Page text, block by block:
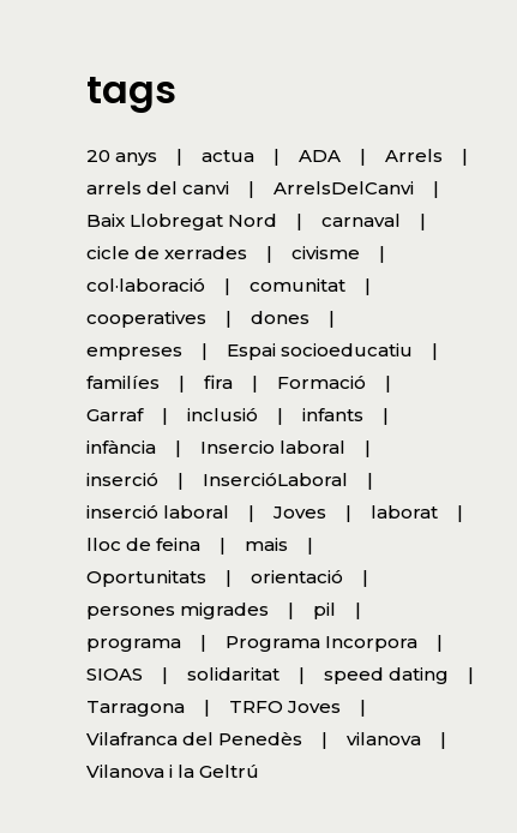
tags
20 anys actua ADA
Arrels
arrels del canvi
ArrelsDelCanvi
Baix Llobregat Nord
carnaval
cicle de xerrades
civisme
col·laboració
comunitat
cooperatives
dones
empreses
Espai socioeducatiu
familíes
fira
Formació
Garraf
inclusió
infants
infància
Insercio laboral
inserció
InsercióLaboral
inserció laboral
Joves
laborat
lloc de feina
mais
Oportunitats
orientació
persones migrades
pil
programa
Programa Incorpora
SIOAS
solidaritat
speed dating
Tarragona
TRFO Joves
Vilafranca del Penedès
vilanova
Vilanova i la Geltrú